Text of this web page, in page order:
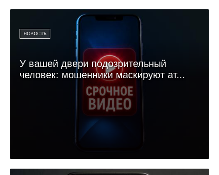
НОВОСТЬ
У вашей двери подозрительный
человек: мошенники маскируют ат...